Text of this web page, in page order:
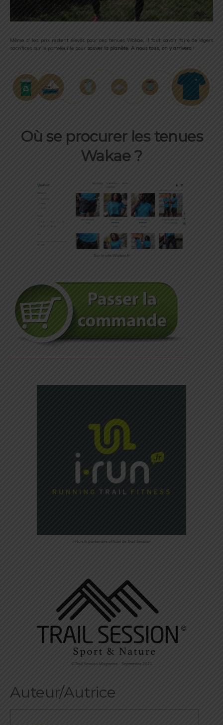
Même si les prix restent élevés pour ces tenues Wakae, il faut savoir faire de légers
sacrifices sur le portefeuille pour sauver la planète A nous tous, on y arrivera !
Où se procurer les tenues
Wakae ?
Sur le site Wakae.fr
i-Run.fr partenaire officiel de Trail Session
©Trail Session Magazine – Septembre 2021
Auteur/Autrice